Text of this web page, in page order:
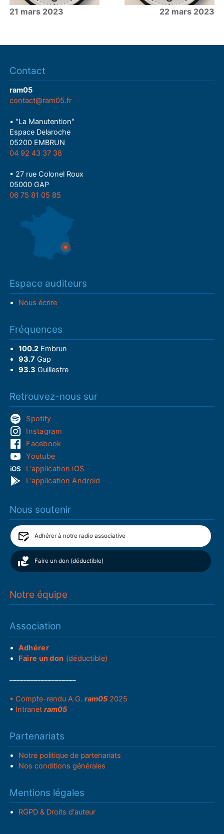
21 mars 2023 22 mars 2023
Contact
ram05
contact@ram05.fr
• "La Manutention"
Espace Delaroche
05200 EMBRUN
04 92 43 37 38
• 27 rue Colonel Roux
05000 GAP
06 75 81 05 85
Espace auditeurs
Nous écrire
Fréquences
100.2Embrun
93.7 Gap
93.3 Guillestre
Retrouvez-nous sur
Spotify
Instagram
Facebook
Youtube
L'application iOS
L'application Android
Nous soutenir
Adhérer à notre radio associative
Faire un don (déductible)
Notre équipe
Association
Adhérer
Faire un don (déductible)
• Compte-rendu A.G.ram05 2025
• Intranetram05
Partenariats
Notre politique de partenariats
Nos conditions générales
Mentions légales
RGPD & Droits d'auteur